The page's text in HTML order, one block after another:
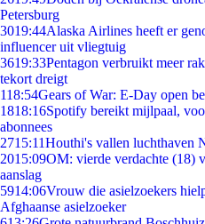
Petersburg
3019:44Alaska Airlines heeft er
influencer uit vliegtuig
3619:33Pentagon verbruikt meer
tekort dreigt
118:54Gears of War: E-Day open
1818:16Spotify bereikt mijlpaal,
abonnees
2715:11Houthi's vallen luchthaven
2015:09OM: vierde verdachte (18)
aanslag
5914:06Vrouw die asielzoekers
Afghaanse asielzoeker